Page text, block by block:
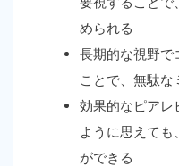
められる
長期的な視野で
ことで、無駄な
効果的なピアレ
ように思えても
ができる